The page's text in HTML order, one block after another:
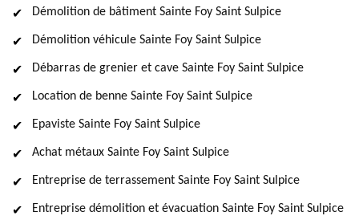
Démolition de bâtiment Sainte Foy Saint Sulpice
Démolition véhicule Sainte Foy Saint Sulpice
Débarras de grenier et cave Sainte Foy Saint Sulpice
Location de benne Sainte Foy Saint Sulpice
Epaviste Sainte Foy Saint Sulpice
Achat métaux Sainte Foy Saint Sulpice
Entreprise de terrassement Sainte Foy Saint Sulpice
Entreprise démolition et évacuation Sainte Foy Saint Sulpice